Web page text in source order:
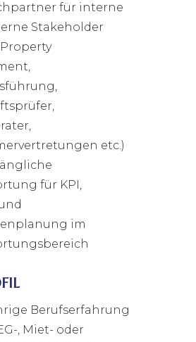
für interne
Stakeholder
etc.)
für KPI,
im
Berufserfahrung
, Miet- oder